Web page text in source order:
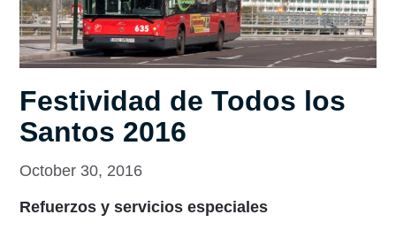
Festividad de Todos los
Santos 2016
October 30, 2016
Refuerzos y servicios especiales